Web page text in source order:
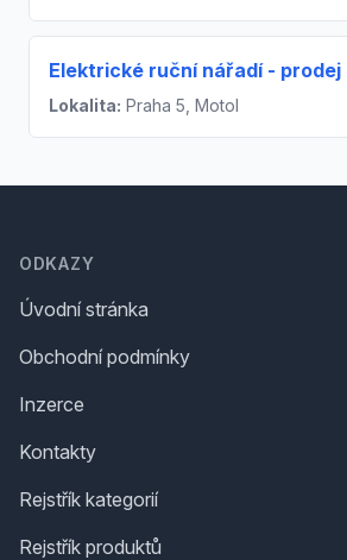
Elektrické ruční nářadí - prodej
Lokalita: Praha 5, Motol
ODKAZY
Úvodní stránka
Obchodní podmínky
Inzerce
Kontakty
Rejstřík kategorií
Rejstřík produktů